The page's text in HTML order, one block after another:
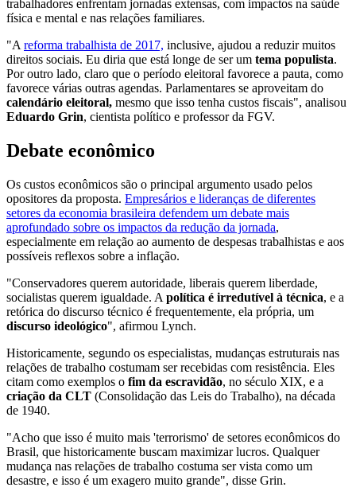
trabalhadores enfrentam jornadas extensas, com impactos na saúde
física e mental e nas relações familiares.
"A reforma trabalhista de 2017, inclusive, ajudou a reduzir muitos
direitos sociais. Eu diria que está longe de ser um tema populista.
Por outro lado, claro que o período eleitoral favorece a pauta, como
favorece várias outras agendas. Parlamentares se aproveitam do
calendário eleitoral, mesmo que isso tenha custos fiscais", analisou
Eduardo Grin, cientista político e professor da FGV.
Debate econômico
Os custos econômicos são o principal argumento usado pelos
opositores da proposta. Empresários e lideranças de diferentes
setores da economia brasileira defendem um debate mais
aprofundado sobre os impactos da redução da jornada,
especialmente em relação ao aumento de despesas trabalhistas e aos
possíveis reflexos sobre a inflação.
"Conservadores querem autoridade, liberais querem liberdade,
socialistas querem igualdade. A política é irredutível à técnica, e a
retórica do discurso técnico é frequentemente, ela própria, um
discurso ideológico", afirmou Lynch.
Historicamente, segundo os especialistas, mudanças estruturais nas
relações de trabalho costumam ser recebidas com resistência. Eles
citam como exemplos o fim da escravidão, no século XIX, e a
criação da CLT (Consolidação das Leis do Trabalho), na década
de 1940.
"Acho que isso é muito mais 'terrorismo' de setores econômicos do
Brasil, que historicamente buscam maximizar lucros. Qualquer
mudança nas relações de trabalho costuma ser vista como um
desastre, e isso é um exagero muito grande", disse Grin.